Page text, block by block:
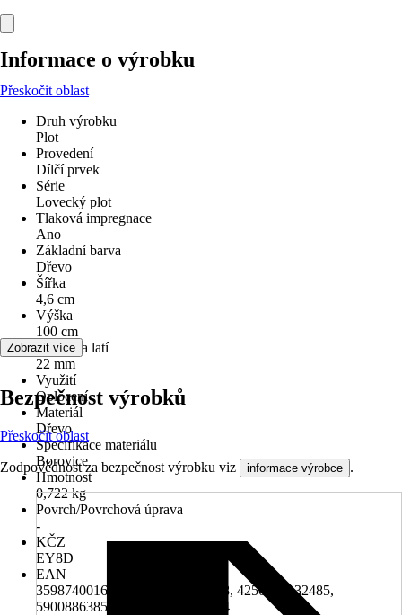
Informace o výrobku
Přeskočit oblast
Druh výrobku
Plot
Provedení
Dílčí prvek
Série
Lovecký plot
Tlaková impregnace
Ano
Základní barva
Dřevo
Šířka
4,6 cm
Výška
100 cm
Tloušťka latí
22 mm
Využití
Oplocení
Materiál
Dřevo
Specifikace materiálu
Borovice
Hmotnost
0,722 kg
Povrch/Povrchová úprava
-
KČZ
EY8D
EAN
3598740016452, 4250083807348, 4250703132485,
5900886385343, 5907051014374
Zobrazit více
Bezpečnost výrobků
Přeskočit oblast
Zodpovědnost za bezpečnost výrobku viz informace výrobce .